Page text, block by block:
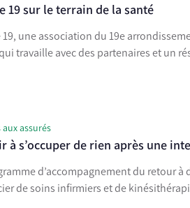
19 sur le terrain de la santé
19, une association du 19e
travaille avec des partenaires et un
aux assurés
à s’occuper de rien après une
d’accompagnement du retour
de soins infirmiers et de